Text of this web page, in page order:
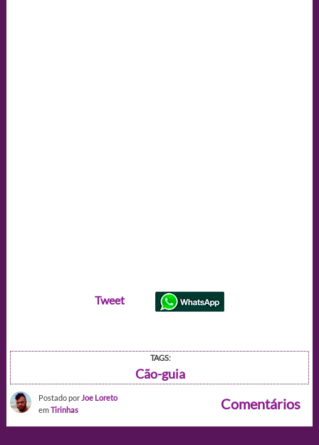
Tweet
TAGS:
Cão-guia
Postado por Joe Loreto
emTirinhas Comentários